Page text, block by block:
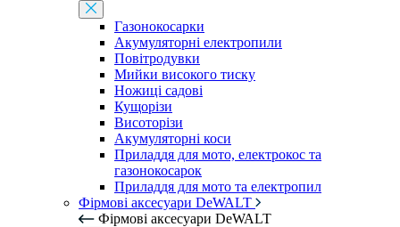
Газонокосарки
Акумуляторні електропили
Повітродувки
Мийки високого тиску
Ножиці садові
Кущорізи
Висоторізи
Акумуляторні коси
Приладдя для мото, електрокос та
газонокосарок
Приладдя для мото та електропил
Фірмові аксесуари DeWALT
Фірмові аксесуари DeWALT